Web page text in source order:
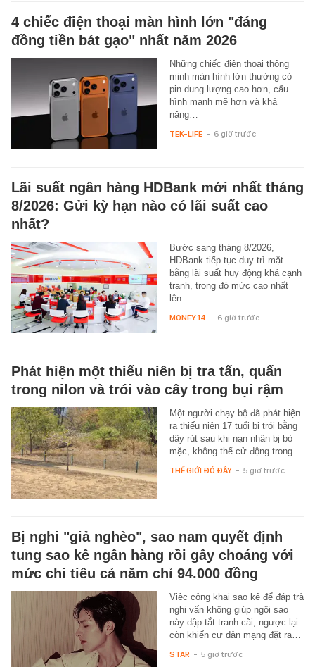
4 chiếc điện thoại màn hình lớn "đáng
đồng tiền bát gạo" nhất năm 2026
Những chiếc điện thoại thông
minh màn hình lớn thường có
pin dung lượng cao hơn, cấu
hình mạnh mẽ hơn và khả
năng…
TEK-LIFE - 6 giờ trước
Lãi suất ngân hàng HDBank mới nhất tháng
8/2026: Gửi kỳ hạn nào có lãi suất cao
nhất?
Bước sang tháng 8/2026,
HDBank tiếp tục duy trì mặt
bằng lãi suất huy động khá cạnh
tranh, trong đó mức cao nhất
lên…
MONEY.14 - 6 giờ trước
Phát hiện một thiếu niên bị tra tấn, quấn
trong nilon và trói vào cây trong bụi rậm
Một người chạy bộ đã phát hiện
ra thiếu niên 17 tuổi bị trói bằng
dây rút sau khi nạn nhân bị bỏ
mặc, không thể cử động trong…
THẾ GIỚI ĐÓ ĐÂY - 5 giờ trước
Bị nghi "giả nghèo", sao nam quyết định
tung sao kê ngân hàng rồi gây choáng với
mức chi tiêu cả năm chỉ 94.000 đồng
Việc công khai sao kê để đáp trả
nghi vấn không giúp ngôi sao
này dập tắt tranh cãi, ngược lại
còn khiến cư dân mạng đặt ra…
STAR - 5 giờ trước